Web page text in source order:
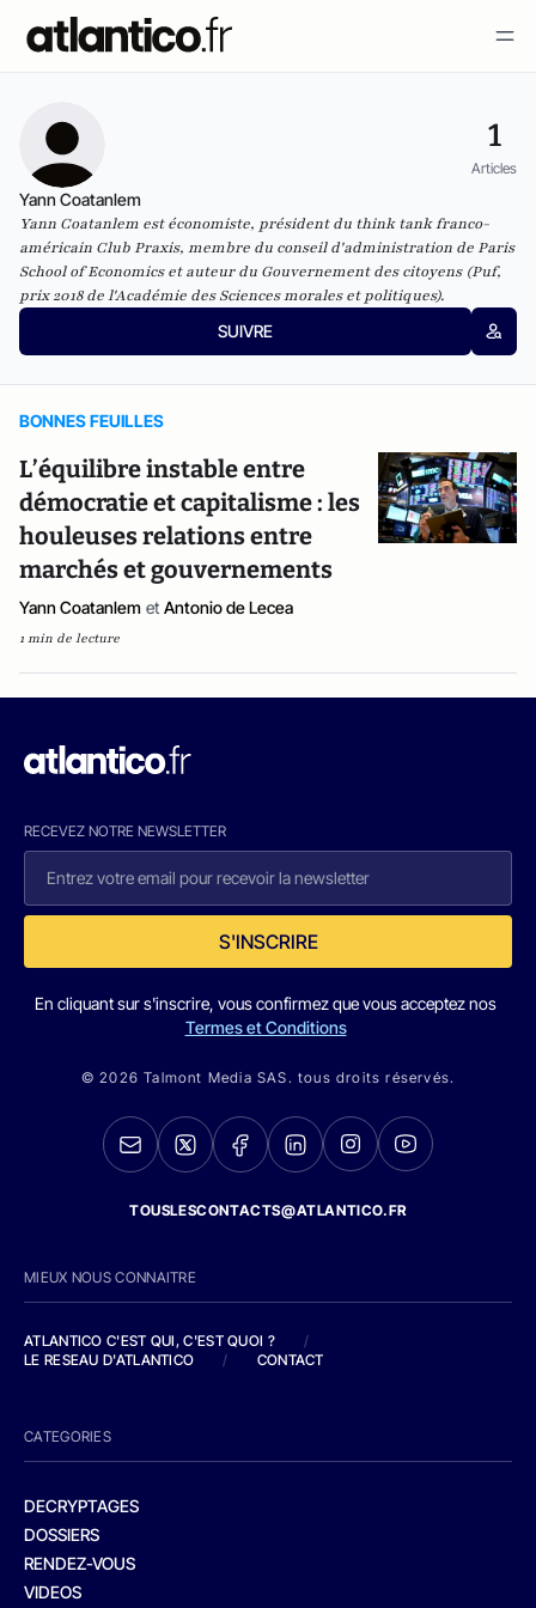
1
Articles
Yann Coatanlem
Yann Coatanlem est économiste, président du think tank franco-
américain Club Praxis, membre du conseil d'administration de Paris
School of Economics et auteur du Gouvernement des citoyens (Puf,
prix 2018 de l'Académie des Sciences morales et politiques).
SUIVRE
BONNES FEUILLES
L’équilibre instable entre
démocratie et capitalisme : les
houleuses relations entre
marchés et gouvernements
Yann Coatanlem et Antonio de Lecea
1 min de lecture
RECEVEZ NOTRE NEWSLETTER
S'INSCRIRE
En cliquant sur s'inscrire, vous confirmez que vous acceptez nos
Termes et Conditions
© 2026 Talmont Media SAS. tous droits réservés.
TOUSLESCONTACTS@ATLANTICO.FR
MIEUX NOUS CONNAITRE
ATLANTICO C'EST QUI, C'EST QUOI ?
/
LE RESEAU D'ATLANTICO
/ CONTACT
CATEGORIES
DECRYPTAGES
DOSSIERS
RENDEZ-VOUS
VIDEOS